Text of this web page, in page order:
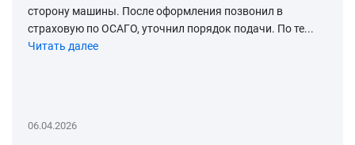
сторону машины. После оформления позвонил в
страховую по ОСАГО, уточнил порядок подачи. По те...
Читать далее
06.04.2026